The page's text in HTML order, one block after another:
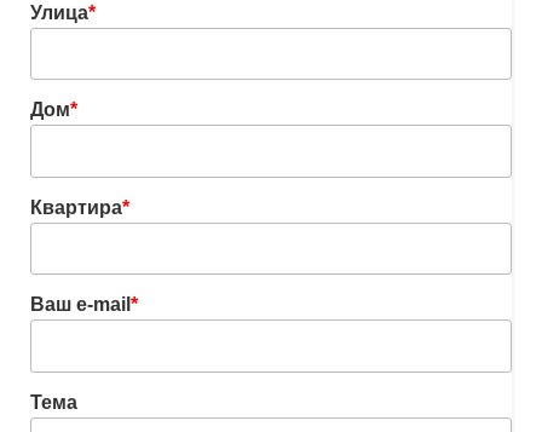
Улица*
Дом*
Квартира*
Ваш e-mail *
Тема